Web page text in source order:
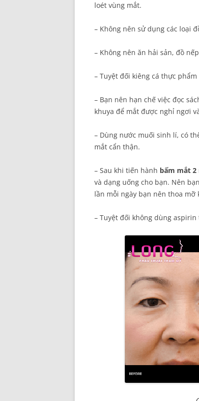
loét vùng mắt.
– Không nên sử dụng các loại
– Không nên ăn hải sản, đồ
– Tuyệt đối kiêng cá thực
– Bạn nên hạn chế việc đọc
khuya để mắt được nghỉ ngơi
– Dùng nước muối sinh lí, có
mắt cẩn thận.
– Sau khi tiến hành bấm mắt 2
và dạng uống cho bạn. Nên
lần mỗi ngày bạn nên thoa
– Tuyệt đối không dùng